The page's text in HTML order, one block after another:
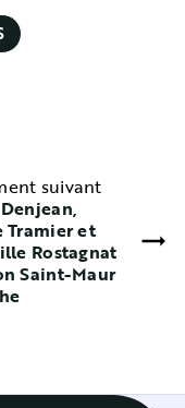
suivant
Tramier et
Rostagnat
Saint-Maur